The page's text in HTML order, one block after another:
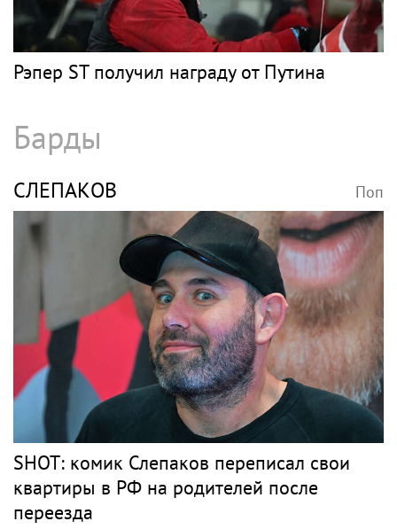
Рэпер ST получил награду от Путина
Барды
СЛЕПАКОВ Поп
SHOT: комик Слепаков переписал свои
квартиры в РФ на родителей после
переезда